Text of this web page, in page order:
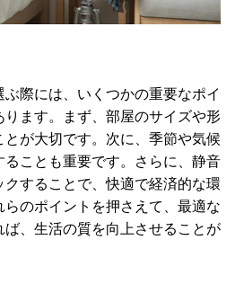
際には、いくつかの重要なポイ
ります。まず、部屋のサイズや形
が大切です。次に、季節や気候
ことも重要です。さらに、静音
することで、快適で経済的な環
のポイントを押さえて、最適な
、生活の質を向上させることが